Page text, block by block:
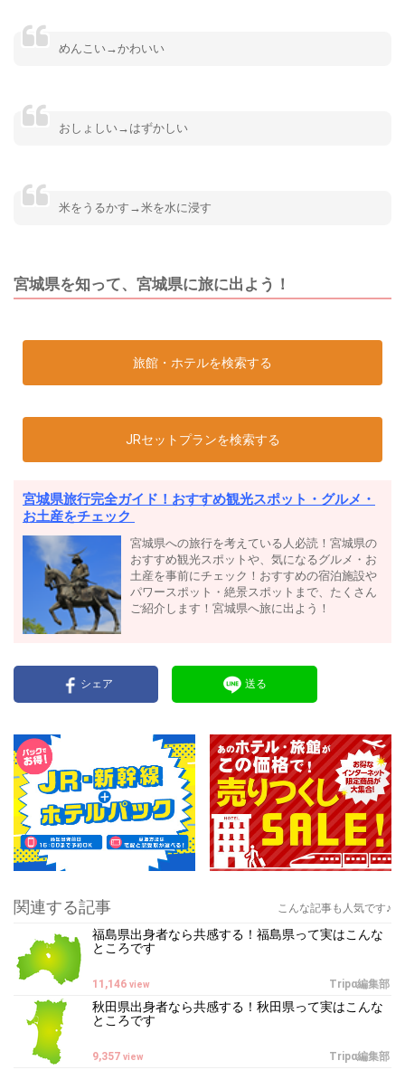
めんこい→かわいい
おしょしい→はずかしい
米をうるかす→米を水に浸す
宮城県を知って、宮城県に旅に出よう！
旅館・ホテルを検索する
JRセットプランを検索する
宮城県旅行完全ガイド！おすすめ観光スポット・グルメ・
お土産をチェック
宮城県への旅行を考えている人必読！宮城県の
おすすめ観光スポットや、気になるグルメ・お
土産を事前にチェック！おすすめの宿泊施設や
パワースポット・絶景スポットまで、たくさん
ご紹介します！宮城県へ旅に出よう！
シェア 送る
関連する記事 こんな記事も人気です♪
福島県出身者なら共感する！福島県って実はこんな
ところです
Tripα編集部
11,146 view
秋田県出身者なら共感する！秋田県って実はこんな
ところです
Tripα編集部
9,357 view